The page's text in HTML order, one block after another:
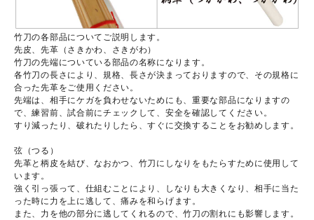
竹刀の各部品についてご説明します。
先皮、先革（さきかわ、さきがわ）
竹刀の先端についている部品の名称になります。
各竹刀の長さにより、規格、長さが決まっておりますので、その規格に
合った先革をご使用ください。
先端は、相手にケガを負わせないためにも、重要な部品になりますの
で、練習前、試合前にチェックして、安全を確認してください。
すり減ったり、破れたりしたら、すぐに交換することをお勧めします。
弦（つる）
先革と柄皮を結び、なおかつ、竹刀にしなりをもたらすために使用して
います。
強く引っ張って、仕組むことにより、しなりも大きくなり、相手に当た
った時に力を上に逃して、痛みを和らげます。
また、力を他の部分に逃してくれるので、竹刀の割れにも影響します。